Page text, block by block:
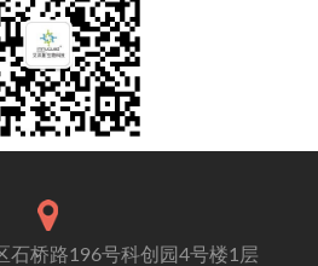
石桥路196号科创园4号楼1层